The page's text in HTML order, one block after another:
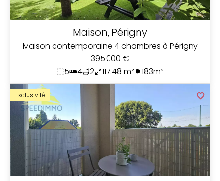
Maison, Périgny
Maison contemporaine 4 chambres à Périgny
395 000 €
5
4 2 117.48 m² 183m²
Exclusivité